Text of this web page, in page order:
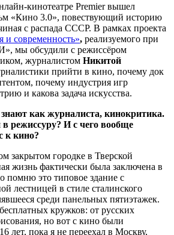
кинотеатре Premier вышел
«Кино 3.0», повествующий историю
с распада СССР. В рамках проекта
и современность», реализуемого при
мы обсудили с режиссёром
журналистом Никитой
прийти в кино, почему док
почему индустрия игр
и какова задача искусства.
как журналиста, кинокритика.
режиссуру? И с чего вообще
к кино?
закрытом городке в Тверской
жизнь фактически была заключена в
это типовое здание с
лестницей в стиле сталинского
среди панельных пятиэтажек.
кружков: от русских
но вот с кино были
лет, пока я не переехал в Москву,